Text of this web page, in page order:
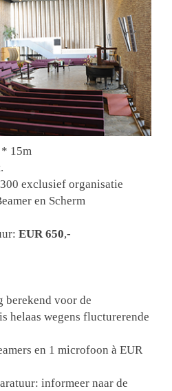
15m
exclusief organisatie
en Scherm
EUR 650,-
berekend voor de
helaas wegens flucturerende
en 1 microfoon à EUR
informeer naar de